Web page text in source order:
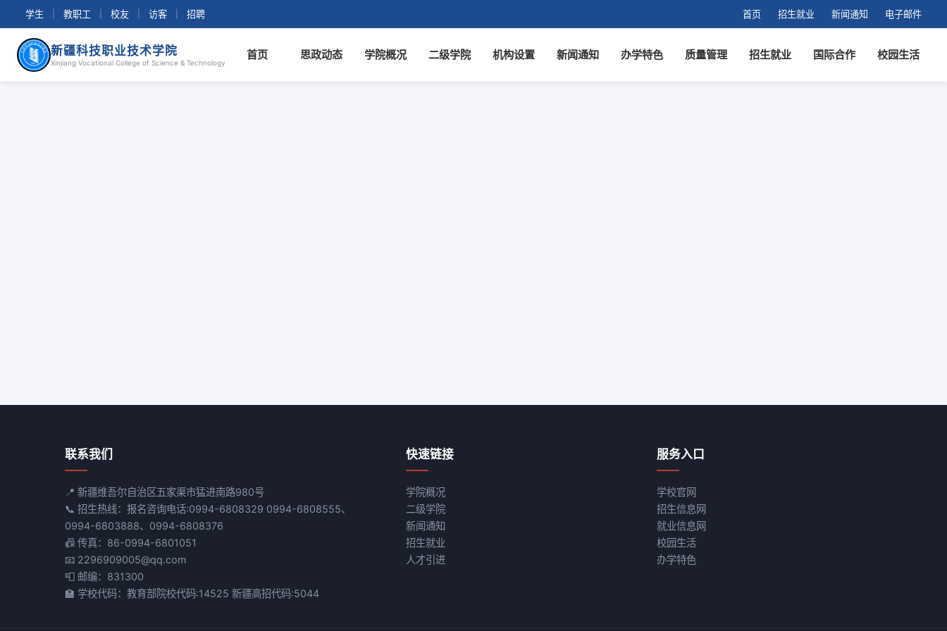
学生 教职工 校友 访客 招聘 首页 招生就业 新闻通知 电子邮件
新疆科技职业技术学院
Xinjiang Vocational College of Science & Technology
首页 思政动态 学院概况 二级学院 机构设置 新闻通知 办学特色 质量管理 招生就业 国际合作 校园生活
联系我们
📍 新疆维吾尔自治区五家渠市猛进南路980号
📞 招生热线：报名咨询电话:0994-6808329 0994-6808555、
0994-6803888、0994-6808376
📠 传真：86-0994-6801051
📧 2296909005@qq.com
📮 邮编：831300
🏫 学校代码：教育部院校代码:14525 新疆高招代码:5044
快速链接
学院概况
二级学院
新闻通知
招生就业
人才引进
服务入口
学校官网
招生信息网
就业信息网
校园生活
办学特色